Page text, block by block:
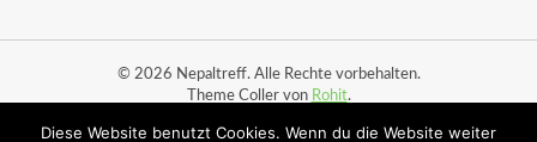
© 2026 Nepaltreff. Alle Rechte vorbehalten.
Theme Coller von Rohit.
Diese Website benutzt Cookies. Wenn du die Website weiter